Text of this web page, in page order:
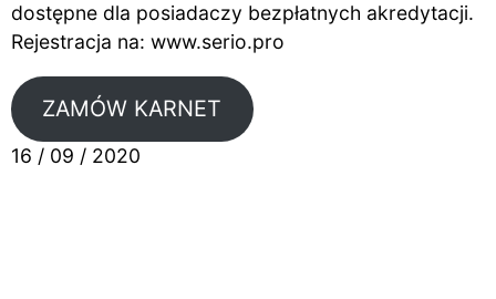
dostępne dla posiadaczy bezpłatnych akredytacji.
Rejestracja na: www.serio.pro
ZAMÓW KARNET
16 / 09 / 2020